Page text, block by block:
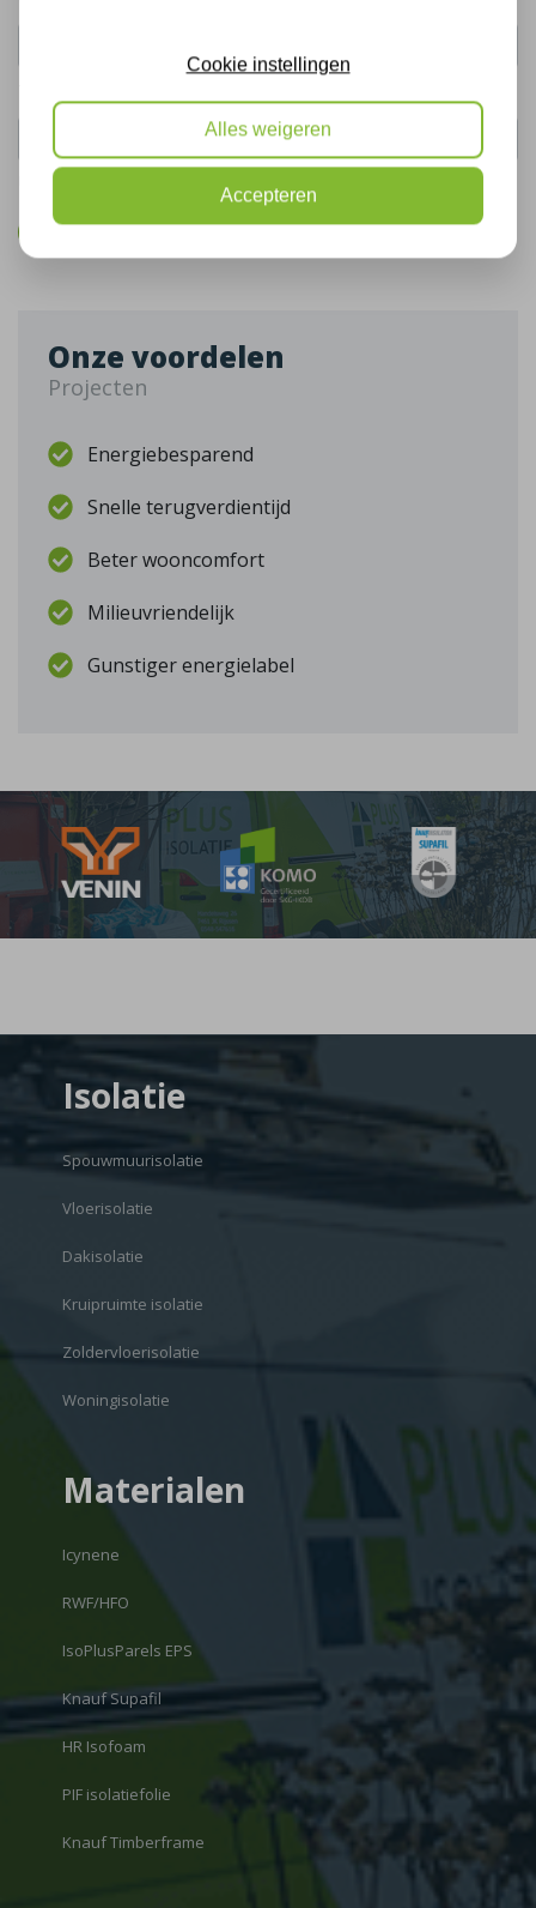
De gegevens die u hier verstrekt vallen onder ons
Bel mij terug
Onze voordelen
Projecten
Energiebesparend
Snelle terugverdientijd
Beter wooncomfort
Milieuvriendelijk
Gunstiger energielabel
Isolatie
Spouwmuurisolatie
Vloerisolatie
Dakisolatie
Kruipruimte isolatie
Zoldervloerisolatie
Woningisolatie
Materialen
Icynene
RWF/HFO
IsoPlusParels EPS
Knauf Supafil
HR Isofoam
PIF isolatiefolie
Knauf Timberframe
Cookie instellingen
Alles weigeren
Accepteren